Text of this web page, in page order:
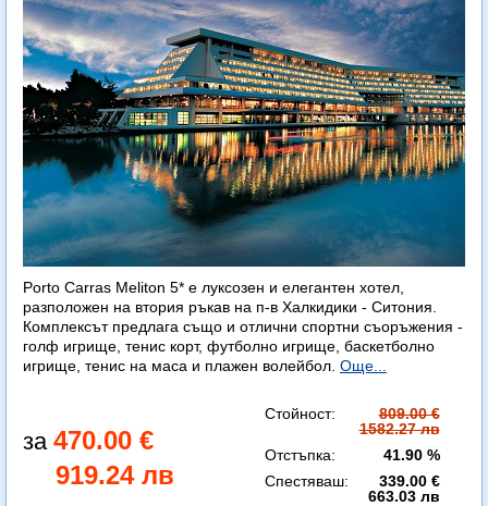
Porto Carras Meliton 5* е луксозен и елегантен хотел,
разположен на втория ръкав на п-в Халкидики - Ситония.
Комплексът предлага също и отлични спортни съоръжения -
голф игрище, тенис корт, футболно игрище, баскетболно
игрище, тенис на маса и плажен волейбол. Още...
470.00 €
919.24 лв
Стойност:
809.00 €
1582.27 лв
Отстъпка:
41.90 %
Спестяваш:
339.00 €
663.03 лв